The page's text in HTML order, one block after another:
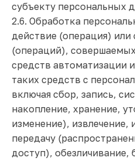
субъекту персональных
2.6. Обработка
действие (операция)
(операций),
средств автоматизации
таких средств с
включая сбор, запись,
накопление, хранение,
изменение), извлечение,
передачу
доступ), обезличивание,